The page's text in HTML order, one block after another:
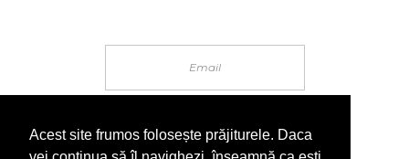
Acest site frumos folosește prăjiturele. Daca